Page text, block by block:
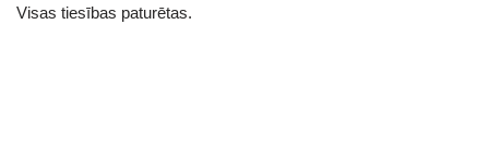
Visas tiesības paturētas.